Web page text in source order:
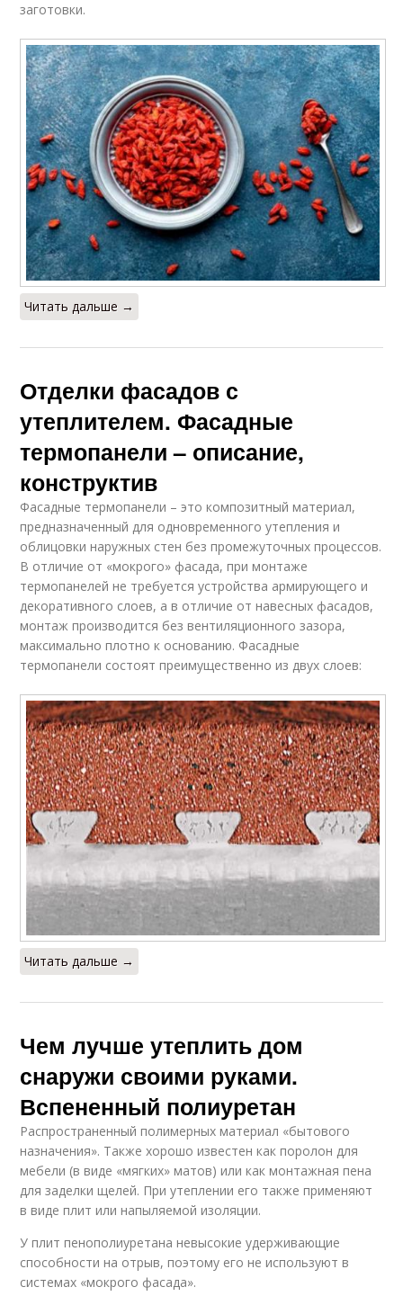
заготовки.
Читать дальше →
Отделки фасадов с
утеплителем. Фасадные
термопанели – описание,
конструктив
Фасадные термопанели – это композитный материал,
предназначенный для одновременного утепления и
облицовки наружных стен без промежуточных процессов.
В отличие от «мокрого» фасада, при монтаже
термопанелей не требуется устройства армирующего и
декоративного слоев, а в отличие от навесных фасадов,
монтаж производится без вентиляционного зазора,
максимально плотно к основанию. Фасадные
термопанели состоят преимущественно из двух слоев:
Читать дальше →
Чем лучше утеплить дом
снаружи своими руками.
Вспененный полиуретан
Распространенный полимерных материал «бытового
назначения». Также хорошо известен как поролон для
мебели (в виде «мягких» матов) или как монтажная пена
для заделки щелей. При утеплении его также применяют
в виде плит или напыляемой изоляции.
У плит пенополиуретана невысокие удерживающие
способности на отрыв, поэтому его не используют в
системах «мокрого фасада».